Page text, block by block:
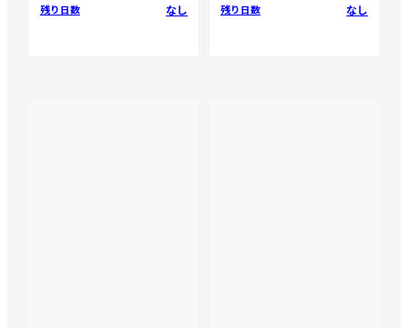
残り日数 なし 残り日数 なし